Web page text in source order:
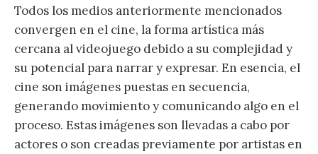
Todos los medios anteriormente mencionados
convergen en el cine, la forma artística más
cercana al videojuego debido a su complejidad y
su potencial para narrar y expresar. En esencia, el
cine son imágenes puestas en secuencia,
generando movimiento y comunicando algo en el
proceso. Estas imágenes son llevadas a cabo por
actores o son creadas previamente por artistas en